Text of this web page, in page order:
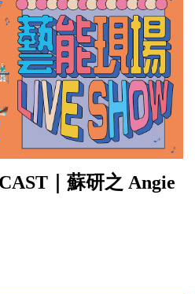
｜蘇研之 Angie